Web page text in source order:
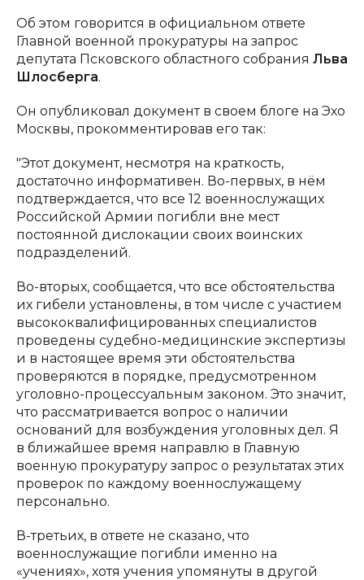
Об этом говорится в официальном ответе
Главной военной прокуратуры на запрос
депутата Псковского областного собрания Льва
Шлосберга.
Он опубликовал документ в своем блоге на Эхо
Москвы, прокомментировав его так:
"Этот документ, несмотря на краткость,
достаточно информативен. Во-первых, в нём
подтверждается, что все 12 военнослужащих
Российской Армии погибли вне мест
постоянной дислокации своих воинских
подразделений.
Во-вторых, сообщается, что все обстоятельства
их гибели установлены, в том числе с участием
высококвалифицированных специалистов
проведены судебно-медицинские экспертизы
и в настоящее время эти обстоятельства
проверяются в порядке, предусмотренном
уголовно-процессуальным законом. Это значит,
что рассматривается вопрос о наличии
оснований для возбуждения уголовных дел. Я
в ближайшее время направлю в Главную
военную прокуратуру запрос о результатах этих
проверок по каждому военнослужащему
персонально.
В-третьих, в ответе не сказано, что
военнослужащие погибли именно на
«учениях», хотя учения упомянуты в другой